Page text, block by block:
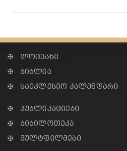
✠ ლოცვანი
✠ ბიბლია
✠ საეკლესიო კალენდარი
✠ პუბლიკაციები
✠ ბიბილოთეკა
✠ მულტფილმები